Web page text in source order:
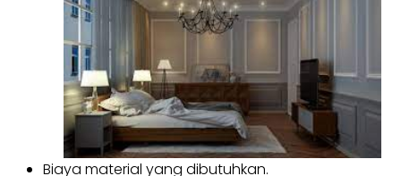
Biaya material yang dibutuhkan.